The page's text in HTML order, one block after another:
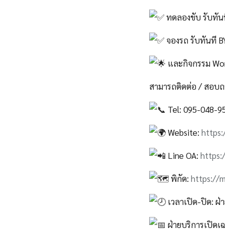
ทดลองขับ รับทัน
จองรถ รับทันที
และกิจกรรม
สามารถติดต่อ / สอบ
Tel: 095-048-
Website:
Line OA:
พิกัด: https://
เวลาเปิด-ปิด: ฝ่
ฝ่ายบริการเปิด